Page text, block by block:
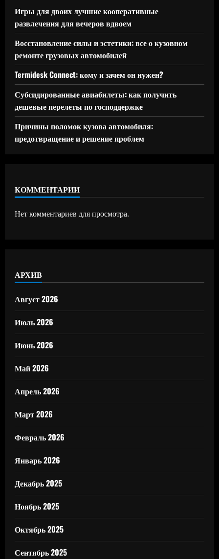
Игры для двоих лучшие кооперативные
развлечения для вечеров вдвоем
Восстановление силы и эстетики: все о кузовном
ремонте грузовых автомобилей
Termidesk Connect: кому и зачем он нужен?
Субсидированные авиабилеты: как получить
дешевые перелеты по господдержке
Причины поломок кузова автомобиля:
предотвращение и решение проблем
КОММЕНТАРИИ
Нет комментариев для просмотра.
АРХИВ
Август 2026
Июль 2026
Июнь 2026
Май 2026
Апрель 2026
Март 2026
Февраль 2026
Январь 2026
Декабрь 2025
Ноябрь 2025
Октябрь 2025
Сентябрь 2025